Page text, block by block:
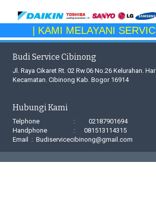
| KAMI MELAYANI
Budi Service Cibinong
Jl. Raya Cikaret Rt. 02 Rw.06 No.26 Kelurahan.
Kecamatan. Cibinong Kab. Bogor 16914
Hubungi Kami
Telphone :
02187901694
Handphone
:
081513114315
Email
: Budiservicecibinong@gmail.com